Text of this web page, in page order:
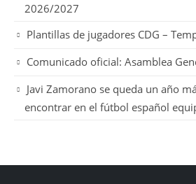
2026/2027
Plantillas de jugadores CDG –
Comunicado oficial: Asamblea
Javi Zamorano se queda un año
encontrar en el fútbol español